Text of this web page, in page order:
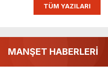
TÜM YAZILARI
MANŞET HABERLERİ